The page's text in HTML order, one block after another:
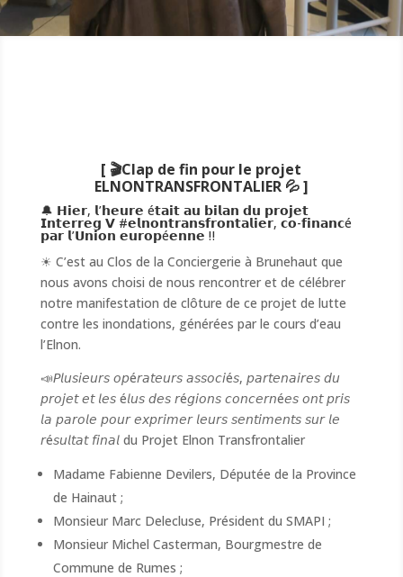
[ 🎬Clap de fin pour le projet
ELNONTRANSFRONTALIER 💦 ]
🔔 𝗛𝗶𝗲𝗿, 𝗹’𝗵𝗲𝘂𝗿𝗲 é𝘁𝗮𝗶𝘁 𝗮𝘂 𝗯𝗶𝗹𝗮𝗻 𝗱𝘂 𝗽𝗿𝗼𝗷𝗲𝘁
𝗜𝗻𝘁𝗲𝗿𝗿𝗲𝗴 𝗩 #𝗲𝗹𝗻𝗼𝗻𝘁𝗿𝗮𝗻𝘀𝗳𝗿𝗼𝗻𝘁𝗮𝗹𝗶𝗲𝗿, 𝗰𝗼-𝗳𝗶𝗻𝗮𝗻𝗰é
𝗽𝗮𝗿 𝗹’𝗨𝗻𝗶𝗼𝗻 𝗲𝘂𝗿𝗼𝗽é𝗲𝗻𝗻𝗲 ‼
☀ C’est au Clos de la Conciergerie à Brunehautque
nous avons choisi de nous rencontrer et de célébrer
notre manifestation de clôture de ce projet de lutte
contre les inondations, générées par le cours d’eau
l’Elnon.
📣𝘗𝘭𝘶𝘴𝘪𝘦𝘶𝘳𝘴 𝘰𝘱é𝘳𝘢𝘵𝘦𝘶𝘳𝘴 𝘢𝘴𝘴𝘰𝘤𝘪é𝘴, 𝘱𝘢𝘳𝘵𝘦𝘯𝘢𝘪𝘳𝘦𝘴 𝘥𝘶
𝘱𝘳𝘰𝘫𝘦𝘵 𝘦𝘵 𝘭𝘦𝘴 é𝘭𝘶𝘴 𝘥𝘦𝘴 𝘳é𝘨𝘪𝘰𝘯𝘴 𝘤𝘰𝘯𝘤𝘦𝘳𝘯é𝘦𝘴 𝘰𝘯𝘵 𝘱𝘳𝘪𝘴
𝘭𝘢 𝘱𝘢𝘳𝘰𝘭𝘦 𝘱𝘰𝘶𝘳 𝘦𝘹𝘱𝘳𝘪𝘮𝘦𝘳 𝘭𝘦𝘶𝘳𝘴 𝘴𝘦𝘯𝘵𝘪𝘮𝘦𝘯𝘵𝘴 𝘴𝘶𝘳 𝘭𝘦
𝘳é𝘴𝘶𝘭𝘵𝘢𝘵 𝘧𝘪𝘯𝘢𝘭 du Projet Elnon Transfrontalier
Madame Fabienne Devilers, Députée de la Province
de Hainaut ;
Monsieur Marc Delecluse, Président du SMAPI ;
Monsieur Michel Casterman, Bourgmestre de
Commune de Rumes ;